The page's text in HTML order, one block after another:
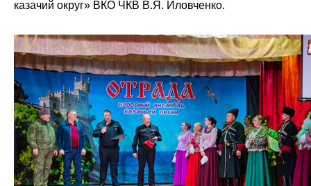
казачий округ» ВКО ЧКВ В.Я. Иловченко.